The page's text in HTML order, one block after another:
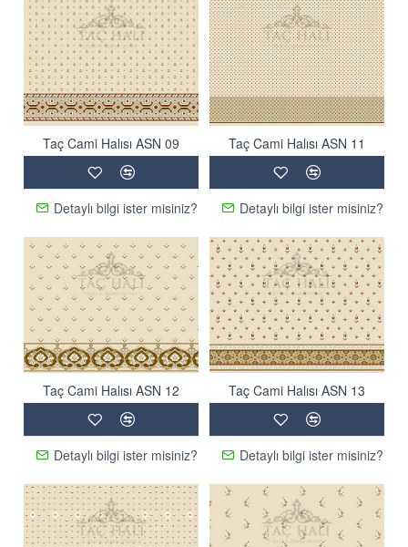
Taç Cami Halısı ASN 09
Detaylı bilgi ister misiniz?
Taç Cami Halısı ASN 11
Detaylı bilgi ister misiniz?
Taç Cami Halısı ASN 12
Detaylı bilgi ister misiniz?
Taç Cami Halısı ASN 13
Detaylı bilgi ister misiniz?